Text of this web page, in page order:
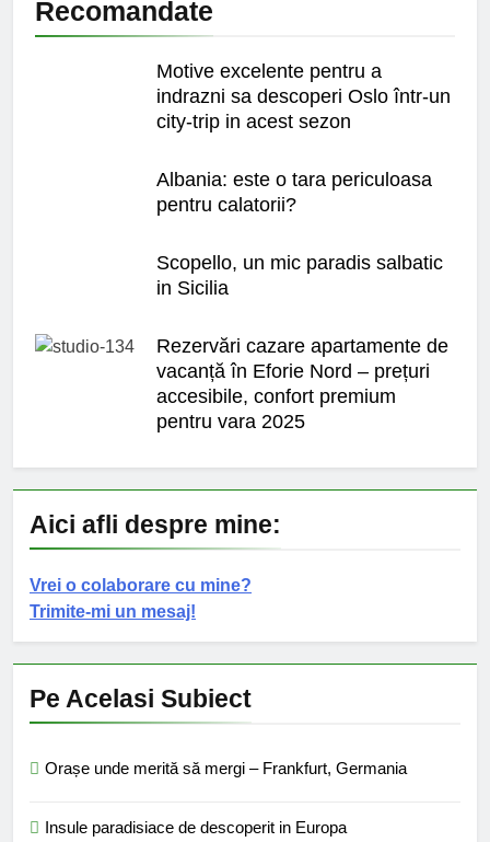
Recomandate
Motive excelente pentru a
indrazni sa descoperi Oslo într-un
city-trip in acest sezon
Albania: este o tara periculoasa
pentru calatorii?
Scopello, un mic paradis salbatic
in Sicilia
Rezervări cazare apartamente de
vacanță în Eforie Nord – prețuri
accesibile, confort premium
pentru vara 2025
Aici afli despre mine:
Vrei o colaborare cu mine?
Trimite-mi un mesaj!
Pe Acelasi Subiect
Orașe unde merită să mergi – Frankfurt, Germania
Insule paradisiace de descoperit in Europa